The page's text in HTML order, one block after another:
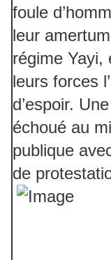
foule
leur
régime Yayi,
leurs forces
d’espoir.
échoué au
publique
de